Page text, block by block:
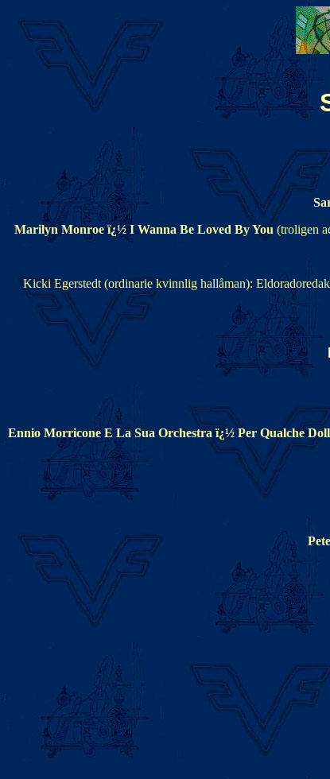
Marilyn Monroe ï¿½ I Wanna Be Loved By You (troligen
Kicki Egerstedt (ordinarie kvinnlig hallåman):
Ennio Morricone E La Sua Orchestra ï¿½ Per Qualche